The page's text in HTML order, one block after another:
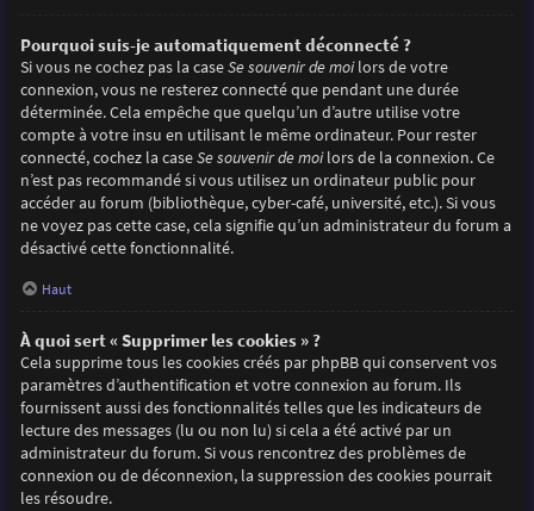
Pourquoi suis-je automatiquement déconnecté ?
Si vous ne cochez pas la caseSe souvenir de moilors de votre
connexion, vous ne resterez connecté que pendant une durée
déterminée. Cela empêche que quelqu’un d’autre utilise votre
compte à votre insu en utilisant le même ordinateur. Pour rester
connecté, cochez la caseSe souvenir de moilors de la connexion. Ce
n’est pas recommandé si vous utilisez un ordinateur public pour
accéder au forum (bibliothèque, cyber-café, université, etc.). Si vous
ne voyez pas cette case, cela signifie qu’un administrateur du forum a
désactivé cette fonctionnalité.
Haut
À quoi sert « Supprimer les cookies » ?
Cela supprime tous les cookies créés par phpBB qui conservent vos
paramètres d’authentification et votre connexion au forum. Ils
fournissent aussi des fonctionnalités telles que les indicateurs de
lecture des messages (lu ou non lu) si cela a été activé par un
administrateur du forum. Si vous rencontrez des problèmes de
connexion ou de déconnexion, la suppression des cookies pourrait
les résoudre.